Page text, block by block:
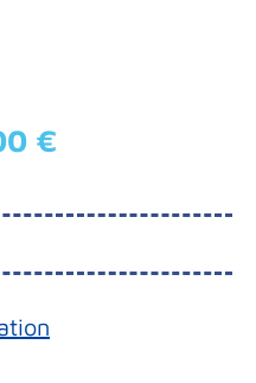
Preis:
€